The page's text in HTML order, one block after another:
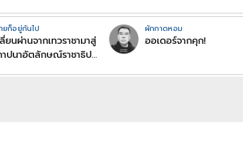
ยก็อยู่กันไป
ยนผ่านจากเทวราชามาสู่
าปนาอัตลักษณ์ราชาธิป
ผักกาดหอม
ออเดอร์จากคุก!